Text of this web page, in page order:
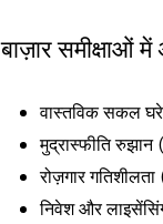
बाज़ार समीक्षाओं
वास्तविक सकल
मुद्रास्फीति
रोज़गार
निवेश और लाइसेंसिंग